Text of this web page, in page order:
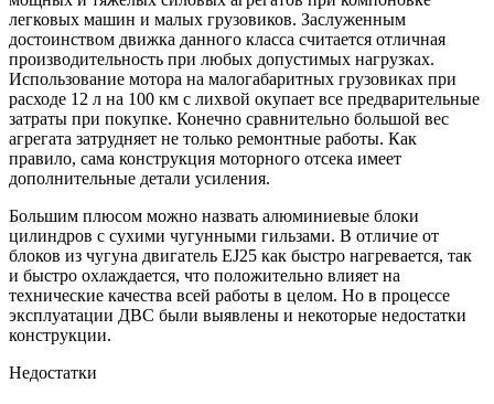
легковых машин и малых грузовиков. Заслуженным
достоинством движка данного класса считается отличная
производительность при любых допустимых нагрузках.
Использование мотора на малогабаритных грузовиках при
расходе 12 л на 100 км с лихвой окупает все предварительные
затраты при покупке. Конечно сравнительно большой вес
агрегата затрудняет не только ремонтные работы. Как
правило, сама конструкция моторного отсека имеет
дополнительные детали усиления.
Большим плюсом можно назвать алюминиевые блоки
цилиндров с сухими чугунными гильзами. В отличие от
блоков из чугуна двигатель EJ25 как быстро нагревается, так
и быстро охлаждается, что положительно влияет на
технические качества всей работы в целом. Но в процессе
эксплуатации ДВС были выявлены и некоторые недостатки
конструкции.
Недостатки